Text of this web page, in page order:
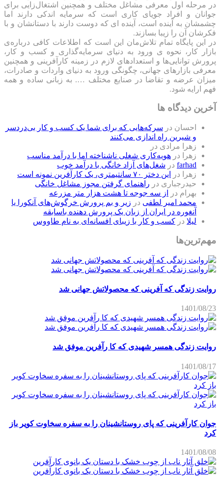
در مرحله اول معرفی مشاغل مختلف و همچنین اشتغال‌زایی برای
جوانان و افراد جویای کاری است که سرمایه اندکی دارند اما
چشمشان به آینده است، آینده ای که دوست دارند با دستانشان و با
فکرشان آن را زیبا بسازند.
در این پایگاه تمام تلاش‌مان این است که ‌اطلاعات کافی درباره‌ی
بازار کار، نحوه ی ورود به دنیای سرمایه‌گذاری و کسب و کار،
پرورش توانایی‌ها و استعدادهای لازم در زمینه کارآفرینی و همچنین
معرفی بازارهای جهانی، چگونگی ورود به دنیای واردات و صادرات،
میزان عرضه و تقاضا در صنایع مختلف …. به زبانی ساده و همه
فهم ارایه شود.
آخرین دیدگاه ها
احسان در سرکه‌هایی که برای شما یک کسب و کار بی‌دردسر
و شیرین راه اندازی می‌کنند
زهرا مرادی در
زهرا
در هویه‌کاری شغلی ناشناخته اما با درآمد مناسب
farhad در شغل‌های آزاد خانگی با درآمد خوب
زهرا
در
این دختر ۷۰ سانتیمتری، یک کارآفرین نمونه است
حیدرجباری در راهنمای گرفتن مجوز مشاغل خانگی
بهرام در
از سه جوجه تا هشت هزار متر مزرعه
محمد امیر لطفی در زیر و بم پرورش خرگوش‌های آنکورا یا
آنغوره در ایران از زبان یک پرورش دهنده باسابقه
لیلا در کسب و کار با زیبای افسانه‌ای به نام طاووس
مهم‌ترین‌ها
روایت زندگی که آفرینی که محصولاتش جهانی شد
1401/08/23
روایت زندگی همسر شهیدی که کا رآفرین موفق شد
1401/08/17
جوان کارآفرینی که پای روستانشینان را به سفره سخاوت کویر باز
کرد
1401/08/08